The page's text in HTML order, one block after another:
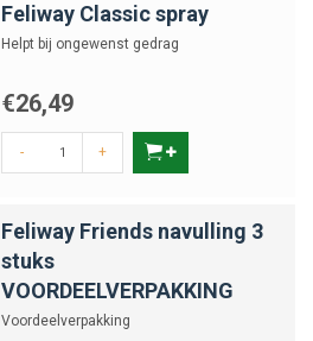
Feliway Classic spray
Helpt bij ongewenst gedrag
€26,49
- +
Feliway Friends navulling 3
stuks
VOORDEELVERPAKKING
Voordeelverpakking